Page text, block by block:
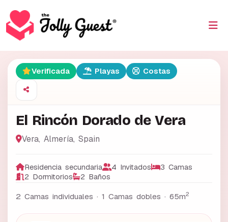
Verificada Playas Costas
El Rincón Dorado de Vera
Vera, Almería, Spain
Residencia secundaria 4 Invitados
3 Camas
2 Dormitorios
2 Baños
2 Camas individuales · 1 Camas dobles · 65m2